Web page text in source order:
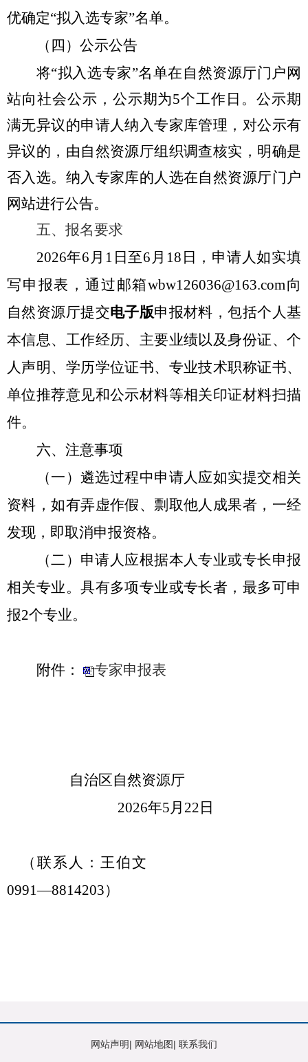
优确定“拟入选专家”名单。
（四）公示公告
将“拟入选专家”名单在自然资源厅门户网
站向社会公示，公示期为5个工作日。公示期
满无异议的申请人纳入专家库管理，对公示有
异议的，由自然资源厅组织调查核实，明确是
否入选。纳入专家库的人选在自然资源厅门户
网站进行公告。
五、报名要求
2026年6 月 1 日至6 月 18 日，申请人如实填
写申报表，通过邮箱wbw126036@163.com向
自然资源厅提交电子版申报材料，包括个人基
本信息、工作经历、主要业绩以及身份证、个
人声明、学历学位证书、专业技术职称证书、
单位推荐意见和公示材料等相关印证材料扫描
件。
六、注意事项
（一）遴选过程中申请人应如实提交相关
资料，如有弄虚作假、剽取他人成果者，一经
发现，即取消申报资格。
（二）申请人应根据本人专业或专长申报
相关专业。具有多项专业或专长者，最多可申
报2个专业。
附件： 专家申报表
自治区自然资源厅
2026年5月 22 日
（联系人：王伯文
0991—8814203）
网站声明| 网站地图| 联系我们